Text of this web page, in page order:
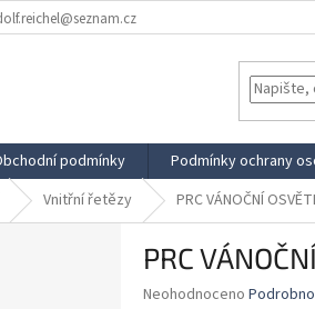
podmínky Podmínky ochrany
Vnitřní řetězy PRC VÁNOČNÍ
PRC
Průměrné
Neohodnoceno